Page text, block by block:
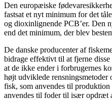
Den europæiske
fastsat et nyt minimum for det
og dioxinlignende PCB’er. Den
end det minimum, der blev
De danske producenter af
bidrage effektivt til at fjerne
at de ikke ender i forbrugernes
højt udviklede rensningsmetoder
fisk, som anvendes til
anvendes til foder til især opdræt